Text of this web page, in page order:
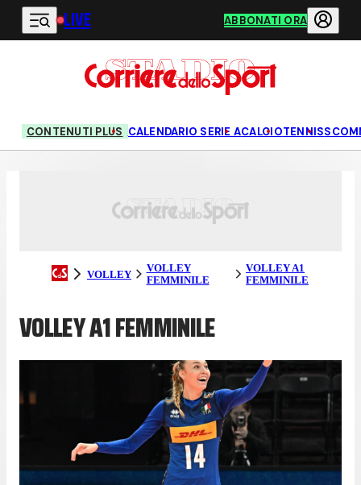
Vai al contenuto principale
LIVE ABBONATI ORA
CONTENUTI PLUS CALENDARIO SERIE ACALCIOTENNIS
VOLLEY
VOLLEY
FEMMINILE
VOLLEY A1
FEMMINILE
VOLLEY A1 FEMMINILE